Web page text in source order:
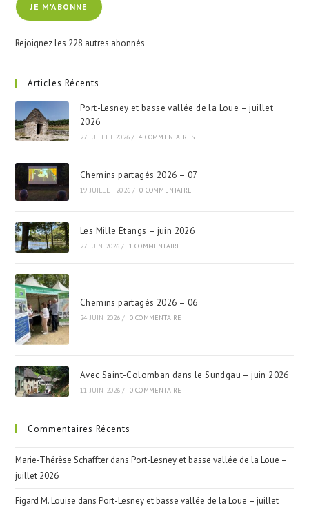
mailJE M'ABONNE
Rejoignez les 228 autres abonnés
Articles Récents
Port-Lesney et basse vallée de la Loue – juillet
2026
27 JUILLET 2026 / 4 COMMENTAIRES
Chemins partagés 2026 – 07
19 JUILLET 2026 / 0 COMMENTAIRE
Les Mille Étangs – juin 2026
27 JUIN 2026 / 1 COMMENTAIRE
Chemins partagés 2026 – 06
24 JUIN 2026 / 0 COMMENTAIRE
Avec Saint-Colomban dans le Sundgau – juin 2026
11 JUIN 2026 / 0 COMMENTAIRE
Commentaires Récents
Marie-Thérèse Schaffter dansPort-Lesney et basse vallée de la Loue –
juillet 2026
Figard M. Louise dansPort-Lesney et basse vallée de la Loue – juillet